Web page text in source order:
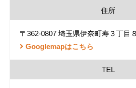
住所
〒362-0807 埼玉県伊奈町寿３丁目
Googlemapはこちら
TEL